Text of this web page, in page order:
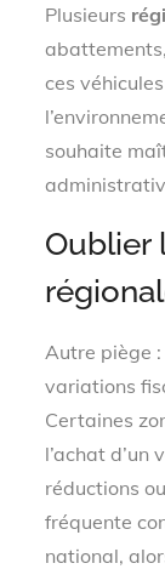
Plusieurs
ces
souhaite
Oublier
Autre piège
variations
Certaines
l’achat
réductions
fréquente
national,